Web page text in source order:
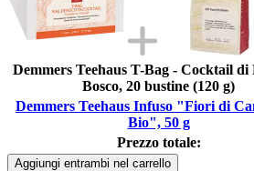
Demmers Teehaus T-Bag - Cocktail
Bosco, 20 bustine (120 g)
Demmers Teehaus Infuso "Fiori di
Bio", 50 g
Prezzo totale:
Aggiungi entrambi nel carrello